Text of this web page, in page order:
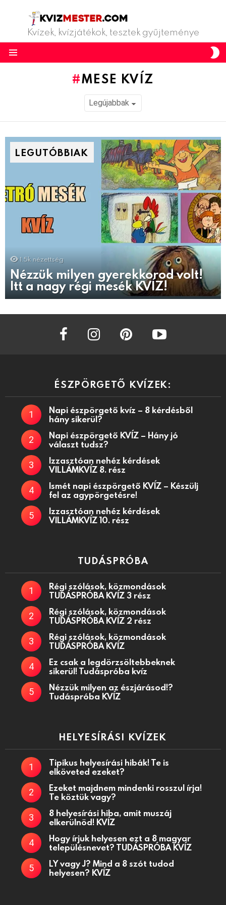
Kvízek, kvízjátékok, tesztek gyűjteménye
MESE KVÍZ
LEGUTÓBBIAK
1.5k nézettség
Nézzük milyen gyerekkorod volt!
Itt a nagy régi mesék KVÍZ!
facebook instagram
ÉSZPÖRGETŐ KVÍZEK:
Napi észpörgető kvíz – 8 kérdésből
hány sikerül?
Napi észpörgető KVÍZ – Hány jó
választ tudsz?
Izzasztóan nehéz kérdések
VILLÁMKVÍZ 8. rész
Ismét napi észpörgető KVÍZ – Készülj
fel az agypörgetésre!
Izzasztóan nehéz kérdések
VILLÁMKVÍZ 10. rész
TUDÁSPRÓBA
Régi szólások, közmondások
TUDÁSPRÓBA KVÍZ 3 rész
Régi szólások, közmondások
TUDÁSPRÓBA KVÍZ 2 rész
Régi szólások, közmondások
TUDÁSPRÓBA KVÍZ
Ez csak a legdörzsöltebbeknek
sikerül! Tudáspróba kvíz
Nézzük milyen az észjárásod!?
Tudáspróba KVÍZ
HELYESÍRÁSI KVÍZEK
Tipikus helyesírási hibák! Te is
elköveted ezeket?
Ezeket majdnem mindenki rosszul írja!
Te köztük vagy?
8 helyesírási hiba, amit muszáj
elkerülnöd! KVÍZ
Hogy írjuk helyesen ezt a 8 magyar
településnevet? TUDÁSPRÓBA KVÍZ
LY vagy J? Mind a 8 szót tudod
helyesen? KVÍZ